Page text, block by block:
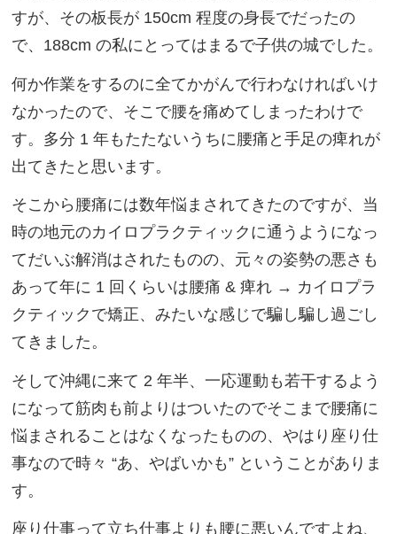
すが、その板長が 150cm 程度の身長でだったの
で、188cm の私にとってはまるで子供の城でした。
何か作業をするのに全てかがんで行わなければいけ
なかったので、そこで腰を痛めてしまったわけで
す。多分 1 年もたたないうちに腰痛と手足の痺れが
出てきたと思います。
そこから腰痛には数年悩まされてきたのですが、当
時の地元のカイロプラクティックに通うようになっ
てだいぶ解消はされたものの、元々の姿勢の悪さも
あって年に 1 回くらいは腰痛 & 痺れ → カイロプラ
クティックで矯正、みたいな感じで騙し騙し過ごし
てきました。
そして沖縄に来て 2 年半、一応運動も若干するよう
になって筋肉も前よりはついたのでそこまで腰痛に
悩まされることはなくなったものの、やはり座り仕
事なので時々 “あ、やばいかも” ということがありま
す。
座り仕事って立ち仕事よりも腰に悪いんですよね、